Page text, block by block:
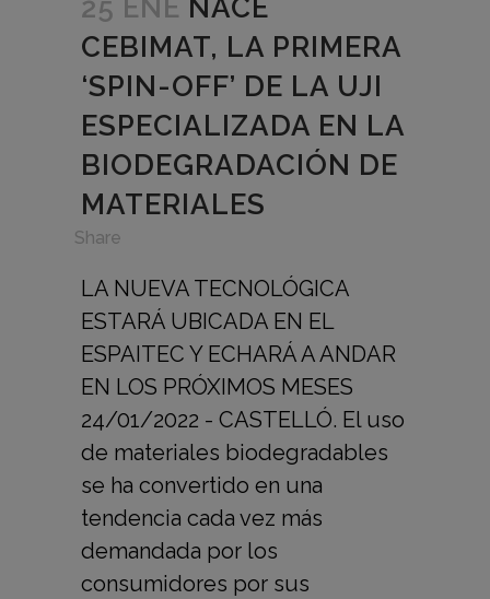
25 ENE NACE
CEBIMAT, LA PRIMERA
‘SPIN-OFF’ DE LA UJI
ESPECIALIZADA EN LA
BIODEGRADACIÓN DE
MATERIALES
Share
LA NUEVA TECNOLÓGICA
ESTARÁ UBICADA EN EL
ESPAITEC Y ECHARÁ A ANDAR
EN LOS PRÓXIMOS MESES
24/01/2022 - CASTELLÓ. El uso
de materiales biodegradables
se ha convertido en una
tendencia cada vez más
demandada por los
consumidores por sus